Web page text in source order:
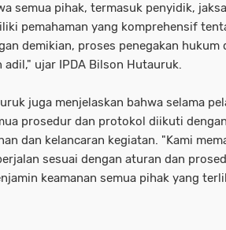
semua pihak, termasuk penyidik,
pemahaman yang komprehensif
demikian, proses penegakan hukum
adil," ujar IPDA Bilson Hutauruk.
juga menjelaskan bahwa selama
prosedur dan protokol diikuti
dan kelancaran kegiatan. "Kami
sesuai dengan aturan dan
keamanan semua pihak yang